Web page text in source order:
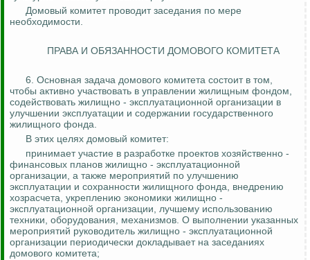
Домовый комитет проводит заседания по мере
необходимости.
ПРАВА И ОБЯЗАННОСТИ ДОМОВОГО КОМИТЕТА
6. Основная задача домового комитета состоит в том,
чтобы активно участвовать в управлении жилищным фондом,
содействовать жилищно - эксплуатационной организации в
улучшении эксплуатации и содержании государственного
жилищного фонда.
В этих целях домовый комитет:
принимает участие в разработке проектов хозяйственно -
финансовых планов жилищно - эксплуатационной
организации, а также мероприятий по улучшению
эксплуатации и сохранности жилищного фонда, внедрению
хозрасчета, укреплению экономики жилищно -
эксплуатационной организации, лучшему использованию
техники, оборудования, механизмов. О выполнении указанных
мероприятий руководитель жилищно - эксплуатационной
организации периодически докладывает на заседаниях
домового комитета;